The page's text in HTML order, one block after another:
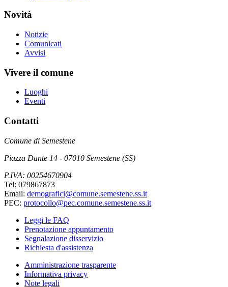
Novità
Notizie
Comunicati
Avvisi
Vivere il comune
Luoghi
Eventi
Contatti
Comune di Semestene
Piazza Dante 14 - 07010 Semestene (SS)
P.IVA: 00254670904
Tel: 079867873
Email: demografici@comune.semestene.ss.it
PEC: protocollo@pec.comune.semestene.ss.it
Leggi le FAQ
Prenotazione appuntamento
Segnalazione disservizio
Richiesta d'assistenza
Amministrazione trasparente
Informativa privacy
Note legali